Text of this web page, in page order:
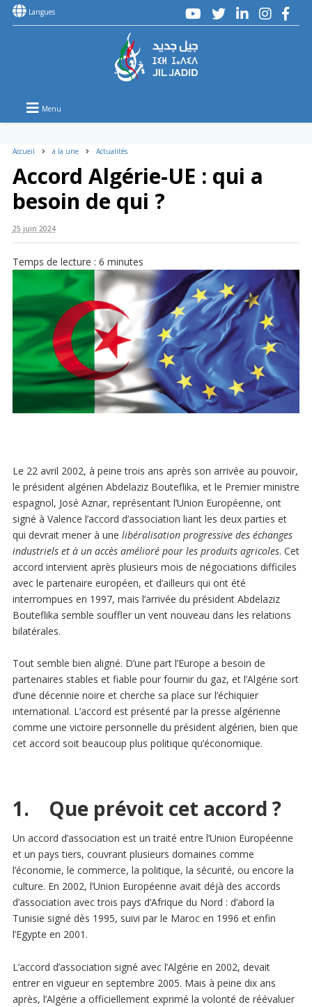
Langues
Menu
Accueil à la une Actualités
Accord Algérie-UE : qui a
besoin de qui ?
25 juin 2024
Temps de lecture : 6 minutes
Le 22 avril 2002, à peine trois ans après son arrivée au pouvoir,
le président algérien Abdelaziz Bouteflika, et le Premier ministre
espagnol, José Aznar, représentant l’Union Européenne, ont
signé à Valence l’accord d’association liant les deux parties et
qui devrait mener à une libéralisation progressive des échanges
industriels et à un accès amélioré pour les produits agricoles. Cet
accord intervient après plusieurs mois de négociations difficiles
avec le partenaire européen, et d’ailleurs qui ont été
interrompues en 1997, mais l’arrivée du président Abdelaziz
Bouteflika semble souffler un vent nouveau dans les relations
bilatérales.
Tout semble bien aligné. D’une part l’Europe a besoin de
partenaires stables et fiable pour fournir du gaz, et l’Algérie sort
d’une décennie noire et cherche sa place sur l’échiquier
international. L’accord est présenté par la presse algérienne
comme une victoire personnelle du président algérien, bien que
cet accord soit beaucoup plus politique qu’économique.
1. Que prévoit cet accord ?
Un accord d’association est un traité entre l’Union Européenne
et un pays tiers, couvrant plusieurs domaines comme
l’économie, le commerce, la politique, la sécurité, ou encore la
culture. En 2002, l’Union Européenne avait déjà des accords
d’association avec trois pays d’Afrique du Nord : d’abord la
Tunisie signé dès 1995, suivi par le Maroc en 1996 et enfin
l’Egypte en 2001.
L’accord d’association signé avec l’Algérie en 2002, devait
entrer en vigueur en septembre 2005. Mais à peine dix ans
après, l’Algérie a officiellement exprimé la volonté de réévaluer